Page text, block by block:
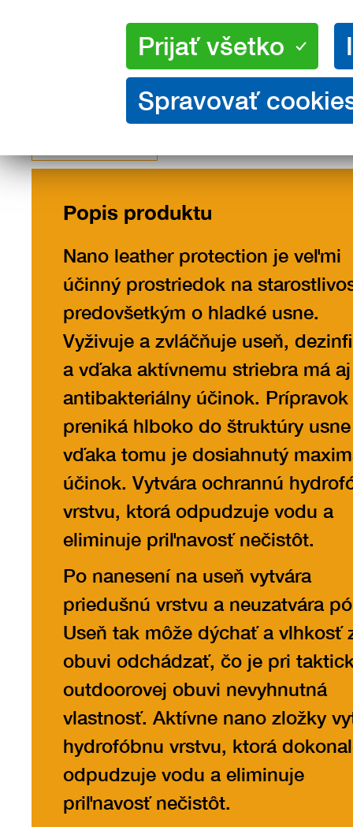
Popis produktu
Nano leather protection je veľmi
účinný prostriedok na
predovšetkým o hladké usne.
Vyživuje a zvláčňuje useň,
a vďaka aktívnemu striebra má aj
antibakteriálny účinok. Prípravok
preniká hlboko do štruktúry
vďaka tomu je dosiahnutý
účinok. Vytvára ochrannú
vrstvu, ktorá odpudzuje vodu a
eliminuje priľnavosť nečistôt.
Po nanesení na useň vytvára
priedušnú vrstvu a neuzatvára
Useň tak môže dýchať a vlhkosť
obuvi odchádzať, čo je pri
outdoorovej obuvi nevyhnutná
vlastnosť. Aktívne nano zložky
hydrofóbnu vrstvu, ktorá
odpudzuje vodu a eliminuje
priľnavosť nečistôt.